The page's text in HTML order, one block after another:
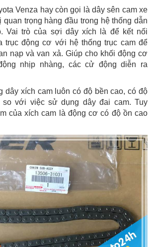
Venza hay còn gọi là dây sên cam xe
quan trọng hàng đầu trong hệ thống dẫn
Vai trò của sợi dây xích là để kết nối
trục động cơ với hệ thống trục cam để
nạp và van xả. Giúp cho khối động cơ
nhịp nhàng, các cử động diễn ra
dây xích cam luôn có độ bền cao, có độ
với việc sử dụng dây đai cam. Tuy
của xích cam là động cơ có độ ồn cao